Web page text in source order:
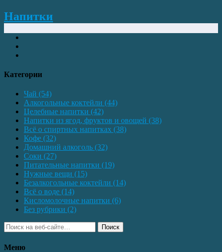
Напитки
Категории
Чай (54)
Алкогольные коктейли (44)
Целебные напитки (42)
Напитки из ягод, фруктов и овощей (38)
Всё о спиртных напитках (38)
Кофе (32)
Домашний алкоголь (32)
Соки (27)
Питательные напитки (19)
Нужные вещи (15)
Безалкогольные коктейли (14)
Всё о воде (14)
Кисломолочные напитки (6)
Без рубрики (2)
Поиск
Меню